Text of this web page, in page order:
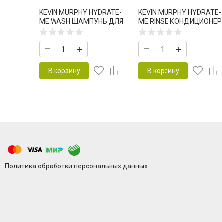
KEVIN MURPHY HYDRATE-
ME.WASH ШАМПУНЬ ДЛЯ
ИНТЕНСИВНОГО
УВЛАЖНЕНИЯ
– +
В корзину
KEVIN MURPHY HYDRATE-
ME.RINSE КОНДИЦИОНЕР
ДЛЯ УВЛАЖНЕНИЯ И
ВОССТАНОВЛЕНИЯ
– +
В корзину
Политика обработки персональных данных